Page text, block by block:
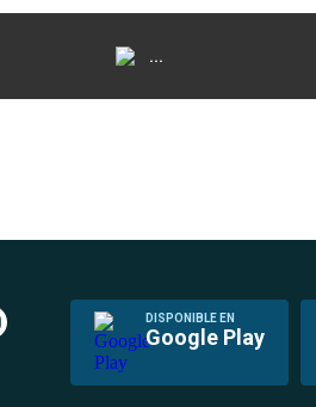
...
DISPONIBLE EN
Google Play